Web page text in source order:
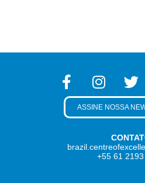
+55 61
ASSINE NOSSA